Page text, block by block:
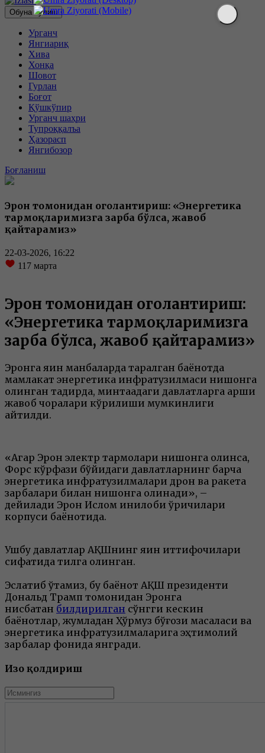
Обуна бўлиш
Урганч
Янгиариқ
Хива
Хонқа
Шовот
Гурлан
Боғот
Қўшкўпир
Урганч шаҳри
Тупроққалъа
Ҳазорасп
Янгибозор
Боғланиш
Эрон томонидан огоҳлантириш: «Энергетика
тармоқларимизга зарба бўлса, жавоб
қайтарамиз»
22-03-2026, 16:22
117 марта
Эрон томонидан огоҳлантириш:
«Энергетика тармоқларимизга
зарба бўлса, жавоб қайтарамиз»
Эронга яқин манбаларда тарқалган баёнотда
мамлакат энергетика инфратузилмаси нишонга
олинган тақдирда, минтақадаги давлатларга қарши
жавоб чоралари кўрилиши мумкинлиги
айтилди.
«Агар Эрон электр тармоқлари нишонга олинса,
Форс кўрфази бўйидаги давлатларнинг барча
энергетика инфратузилмалари дрон ва ракета
зарбалари билан нишонга олинади», –
дейилади Эрон Ислом инқилоби қўриқчилари
корпуси баёнотида.
Ушбу давлатлар АҚШнинг яқин иттифоқчилари
сифатида тилга олинган.
Эслатиб ўтамиз, бу баёнот АҚШ президенти
Дональд Трамп томонидан Эронга
нисбатан билдирилган сўнгги кескин
баёнотлар, жумладан Ҳўрмуз бўғози масаласи ва
энергетика инфратузилмаларига эҳтимолий
зарбалар фонида янгради.
Изоҳ қолдириш